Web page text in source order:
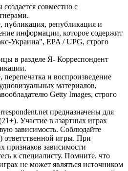
совместно с
публикация, републикация и
информации, которое содержит
Украина", EPA / UPG, строго
в разделе Я- Корреспондент
и воспроизведение
материалов,
Getty Images, строго
предназначены для
Участие в азартных играх
зависимость. Соблюдайте
игры. При
признаков зависимости
к специалисту. Помните, что
не может являться источником